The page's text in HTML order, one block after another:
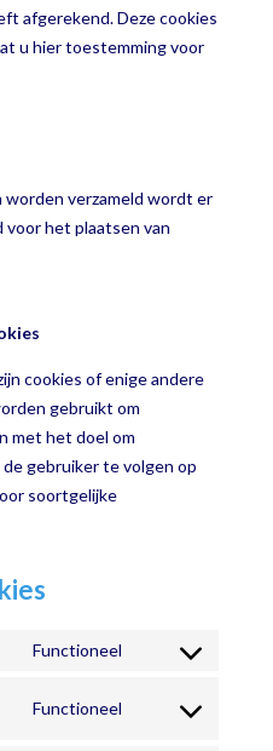
afgerekend. Deze cookies
u hier toestemming voor
verzameld wordt er
het plaatsen van
cookies of enige andere
gebruikt om
met het doel om
gebruiker te volgen op
soortgelijke
Functioneel
Consent
service
Functioneel
Consent